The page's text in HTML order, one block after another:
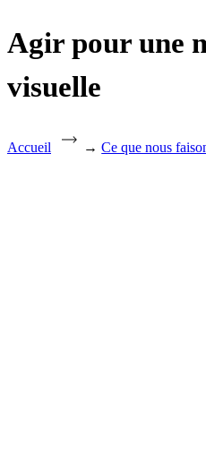
Agir pour une
visuelle
Accueil → Ce que nous